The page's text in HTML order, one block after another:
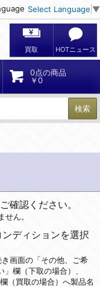
Select Language ▼
買取 HOTニュース
0点の商品
￥0
検索
確認ください。
ん。
ディションを選択
画面の「その他、ご希
欄（下取の場合）、
（買取の場合）へ製品名